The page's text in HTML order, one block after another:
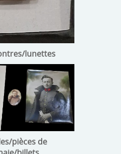
lunettes
pièces de